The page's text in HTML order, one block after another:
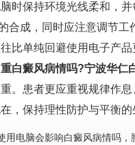
保持环境光线柔和，并
合成，同时应注意调节
比单纯回避使用电子产品
白癜风病情吗?宁波华仁
。患者更应重视规律作
，保持理性防护与平衡
用电脑会影响白癜风病情吗